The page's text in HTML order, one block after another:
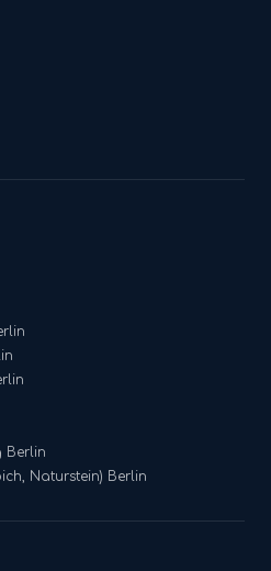
Berlin
Naturstein) Berlin